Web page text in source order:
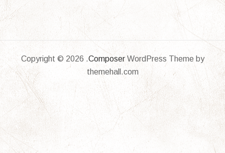
Copyright © 2026 .ComposerWordPress Theme by
themehall.com